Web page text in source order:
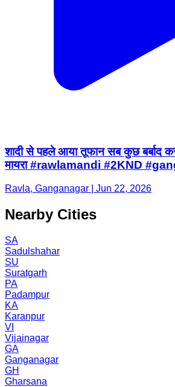
शादी से पहले आया तूफान सब कुछ बर्बाद
मायरा #rawlamandi #2KND
Ravla, Ganganagar | Jun 22, 2026
Nearby Cities
SA
Sadulshahar
SU
Suratgarh
PA
Padampur
KA
Karanpur
VI
Vijainagar
GA
Ganganagar
GH
Gharsana